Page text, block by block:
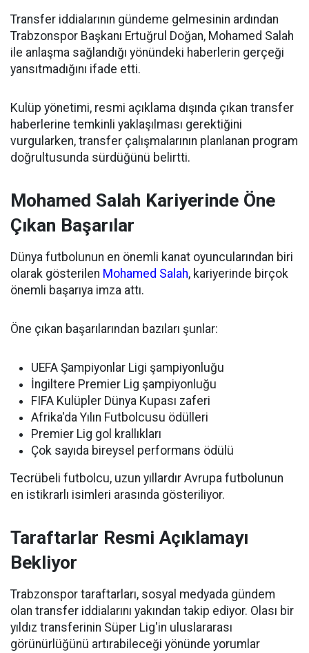
Transfer iddialarının gündeme gelmesinin ardından
Trabzonspor Başkanı Ertuğrul Doğan, Mohamed Salah
ile anlaşma sağlandığı yönündeki haberlerin gerçeği
yansıtmadığını ifade etti.
Kulüp yönetimi, resmi açıklama dışında çıkan transfer
haberlerine temkinli yaklaşılması gerektiğini
vurgularken, transfer çalışmalarının planlanan program
doğrultusunda sürdüğünü belirtti.
Mohamed Salah Kariyerinde Öne
Çıkan Başarılar
Dünya futbolunun en önemli kanat oyuncularından biri
olarak gösterilen Mohamed Salah, kariyerinde birçok
önemli başarıya imza attı.
Öne çıkan başarılarından bazıları şunlar:
UEFA Şampiyonlar Ligi şampiyonluğu
İngiltere Premier Lig şampiyonluğu
FIFA Kulüpler Dünya Kupası zaferi
Afrika'da Yılın Futbolcusu ödülleri
Premier Lig gol krallıkları
Çok sayıda bireysel performans ödülü
Tecrübeli futbolcu, uzun yıllardır Avrupa futbolunun
en istikrarlı isimleri arasında gösteriliyor.
Taraftarlar Resmi Açıklamayı
Bekliyor
Trabzonspor taraftarları, sosyal medyada gündem
olan transfer iddialarını yakından takip ediyor. Olası bir
yıldız transferinin Süper Lig'in uluslararası
görünürlüğünü artırabileceği yönünde yorumlar